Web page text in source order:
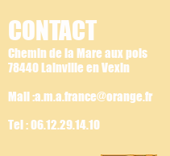
CONTACT
Chemin de la Mare aux pois
78440 Lainville en Vexin
Mail :a.m.a.france@orange.fr
Tel :06.12.29.14.10